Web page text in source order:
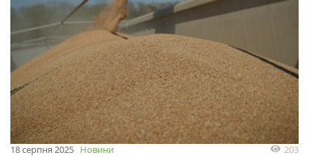
18 серпня 2025 Новини 203